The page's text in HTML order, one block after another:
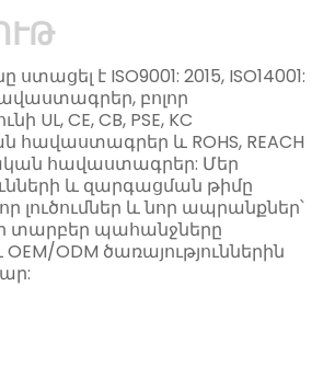
է ISO9001: 2015, ISO14001:
բոլոր
UL, CE, CB, PSE, KC
հավաստագրեր և ROHS, REACH
հավաստագրեր: Մեր
և զարգացման թիմը
լուծումներ և նոր ապրանքներ՝
տարբեր պահանջները
ODM ծառայություններին